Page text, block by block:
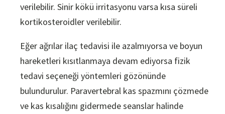
verilebilir. Sinir kökü irritasyonu varsa kısa süreli
kortikosteroidler verilebilir.
Eğer ağrılar ilaç tedavisi ile azalmıyorsa ve boyun
hareketleri kısıtlanmaya devam ediyorsa fizik
tedavi seçeneği yöntemleri gözönünde
bulundurulur. Paravertebral kas spazmını çözmede
ve kas kısalığını gidermede seanslar halinde